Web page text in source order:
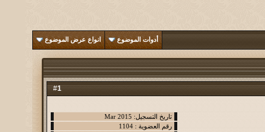
أدوات الموضوع انواع عرض الموضوع
#
1